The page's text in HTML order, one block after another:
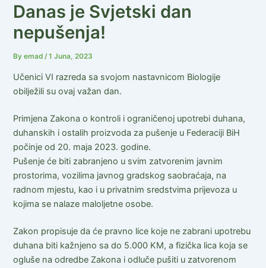
Danas je Svjetski dan
nepušenja!
Byemad /1 Juna, 2023
Učenici VI razreda sa svojom nastavnicom Biologije
obilježili su ovaj važan dan.
Primjena Zakona o kontroli i ograničenoj upotrebi duhana,
duhanskih i ostalih proizvoda za pušenje u Federaciji BiH
počinje od 20. maja 2023. godine.
Pušenje će biti zabranjeno u svim zatvorenim javnim
prostorima, vozilima javnog gradskog saobraćaja, na
radnom mjestu, kao i u privatnim sredstvima prijevoza u
kojima se nalaze maloljetne osobe.
Zakon propisuje da će pravno lice koje ne zabrani upotrebu
duhana biti kažnjeno sa do 5.000 KM, a fizička lica koja se
ogluše na odredbe Zakona i odluče pušiti u zatvorenom